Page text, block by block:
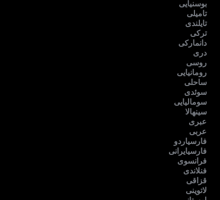
بوسنیایی
تامیلی
تایلندی
ترکی
دانمارکی
دری
روسی
رومانیایی
ساحلی
سوئدی
سومالیایی
سینهالا
عبری
عربی
فارسیاردو
فارسیایرانی
فرانسوی
فنلاندی
قزاقی
لاتوینی